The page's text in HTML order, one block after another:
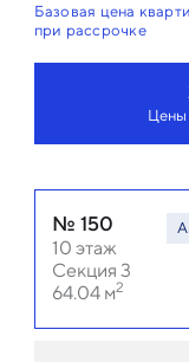
Базовая цена
при рассрочке
Цены
№ 150
10 этаж
Секция 3
64.04 м2